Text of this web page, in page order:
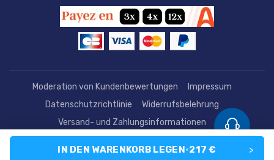
Moderation von Kundenbewertungen
Impressum
Datenschutzrichtlinie
Widerrufsbelehrung
Versand- und Zahlungsinformationen
IN DEN WARENKORB LEGEN•217 € >